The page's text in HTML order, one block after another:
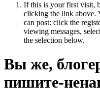
If this is your first visit,
clicking the link above.
can post: click the
viewing messages,
the selection below.
Вы же,
пишите-